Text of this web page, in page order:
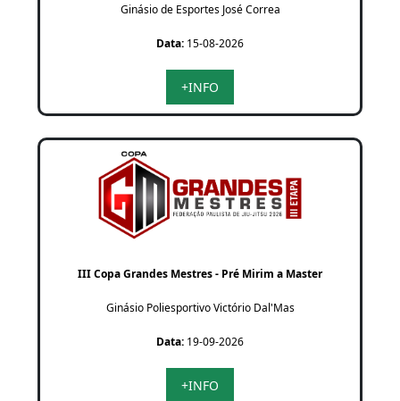
Ginásio de Esportes José Correa
Data: 15-08-2026
+INFO
III Copa Grandes Mestres - Pré Mirim a Master
Ginásio Poliesportivo Victório Dal'Mas
Data: 19-09-2026
+INFO